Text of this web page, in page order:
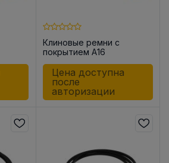
Клиновые ремни с
покрытием A16
Цена доступна
после
авторизации